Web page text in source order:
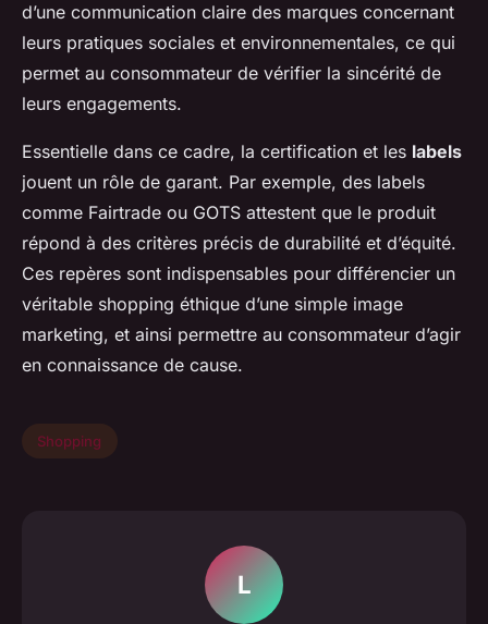
d’une communication claire des marques concernant
leurs pratiques sociales et environnementales, ce qui
permet au consommateur de vérifier la sincérité de
leurs engagements.
Essentielle dans ce cadre, la certification et les labels
jouent un rôle de garant. Par exemple, des labels
comme Fairtrade ou GOTS attestent que le produit
répond à des critères précis de durabilité et d’équité.
Ces repères sont indispensables pour différencier un
véritable shopping éthique d’une simple image
marketing, et ainsi permettre au consommateur d’agir
en connaissance de cause.
Shopping
L